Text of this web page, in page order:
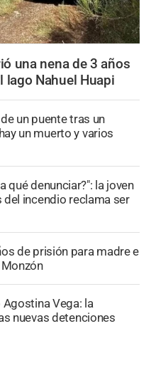
una nena de 3 años
lago Nahuel Huapi
un puente tras un
un muerto y varios
qué denunciar?": la joven
incendio reclama ser
de prisión para madre e
Agostina Vega: la
nuevas detenciones